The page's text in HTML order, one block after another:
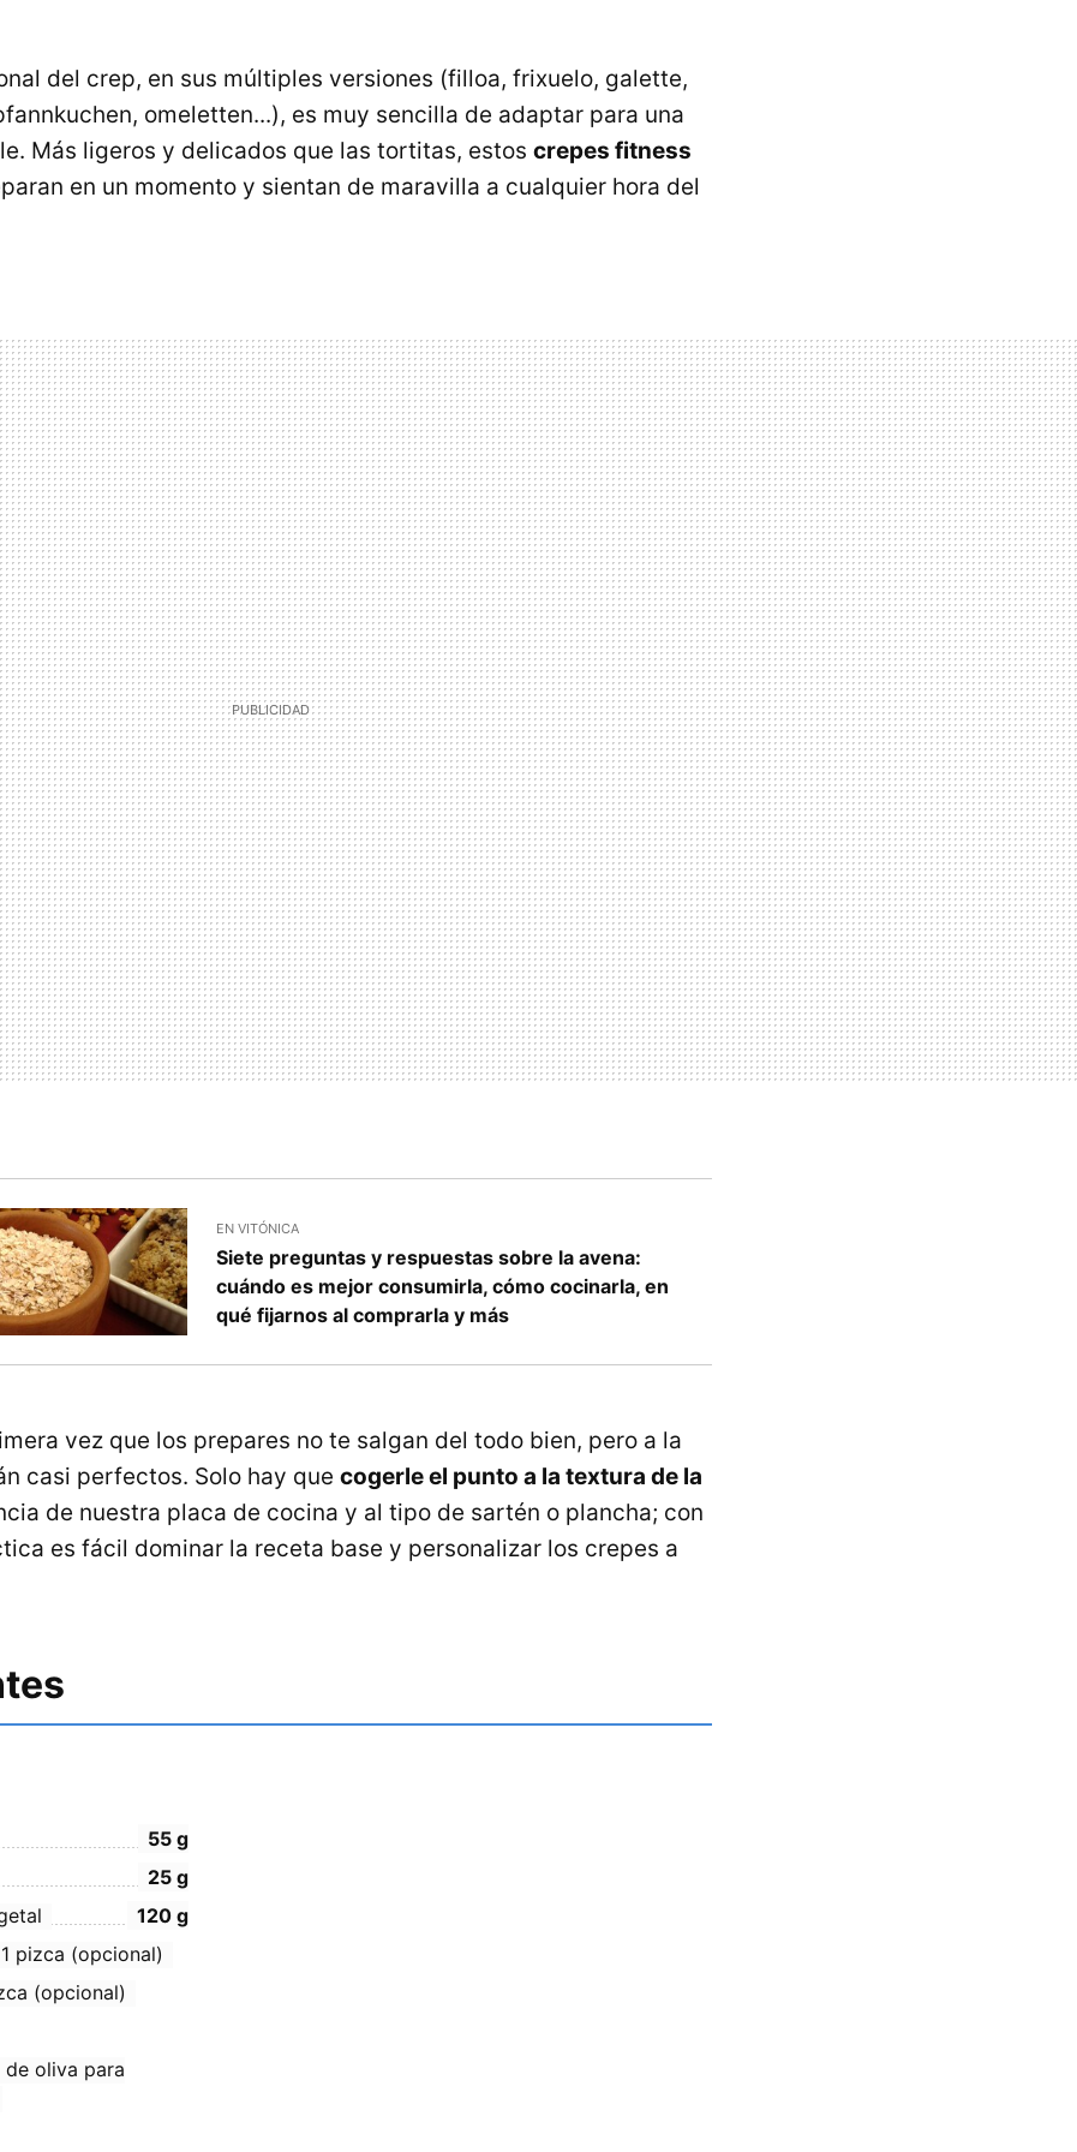
del crep, en sus múltiples versiones (filloa, frixuelo, galette,
omeletten...), es muy sencilla de adaptar para una
Más ligeros y delicados que las tortitas, estos crepes fitness
en un momento y sientan de maravilla a cualquier hora del
EN VITÓNICA
Siete preguntas y respuestas sobre la avena:
cuándo es mejor consumirla, cómo cocinarla, en
qué fijarnos al comprarla y más
vez que los prepares no te salgan del todo bien, pero a la
casi perfectos. Solo hay que cogerle el punto a la textura de la
de nuestra placa de cocina y al tipo de sartén o plancha; con
es fácil dominar la receta base y personalizar los crepes a
55 g
25 g
120 g
pizca (opcional)
(opcional)
oliva para